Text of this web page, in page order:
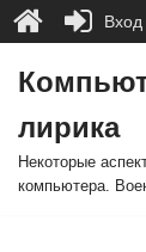
к
содержимому
лирика
Некоторые
компьютера.
Вход